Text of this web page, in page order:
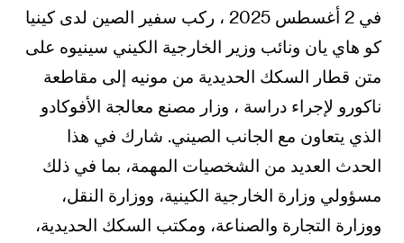
في 2 أغسطس 2025 ، ركب سفير الصين لدى كينيا
كو هاي يان ونائب وزير الخارجية الكيني سينيوه على
متن قطار السكك الحديدية من مونيه إلى مقاطعة
ناكورو لإجراء دراسة ، وزار مصنع معالجة الأفوكادو
الذي يتعاون مع الجانب الصيني. شارك في هذا
الحدث العديد من الشخصيات المهمة، بما في ذلك
مسؤولي وزارة الخارجية الكينية، ووزارة النقل،
ووزارة التجارة والصناعة، ومكتب السكك الحديدية،